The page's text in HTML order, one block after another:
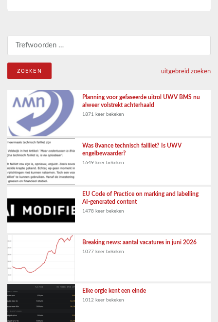
Zoeken naar:
uitgebreid zoeken
Planning voor gefaseerde uitrol UWV BMS nu
alweer volstrekt achterhaald
1871 keer bekeken
Was 8vance technisch failliet? Is UWV
engelbewaarder?
1649 keer bekeken
EU Code of Practice on marking and labelling
AI-generated content
1478 keer bekeken
Breaking news: aantal vacatures in juni 2026
1077 keer bekeken
Elke orgie kent een einde
1012 keer bekeken